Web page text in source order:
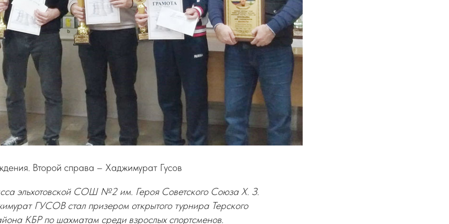
Второй справа – Хаджимурат Гусов
эльхотовской СОШ №2 им. Героя Советского Союза Х. З.
ГУСОВ стал призером открытого турнира Терского
КБР по шахматам среди взрослых спортсменов.